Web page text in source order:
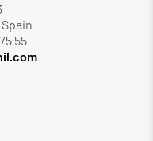
55